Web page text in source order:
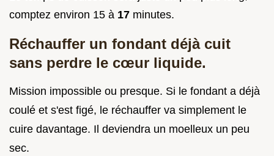
comptez environ 15 à 17 minutes.
Réchauffer un fondant déjà cuit
sans perdre le cœur liquide.
Mission impossible ou presque. Si le fondant a déjà
coulé et s'est figé, le réchauffer va simplement le
cuire davantage. Il deviendra un moelleux un peu
sec.